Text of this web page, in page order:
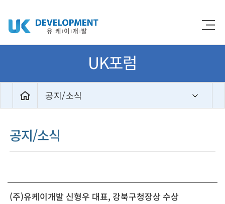
UK포럼
공지/소식
공지/소식
(주)유케이개발 신형우 대표, 강북구청장상 수상